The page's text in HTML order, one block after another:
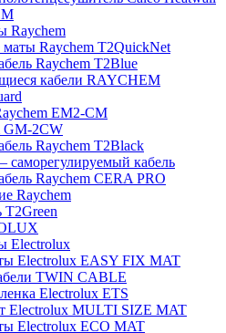
Raychem
маты Raychem T2QuickNet
Raychem T2Blue
кабели RAYCHEM
EM2-CM
GM-2CW
Raychem T2Black
саморегулируемый кабель
Raychem CERA PRO
Raychem
Electrolux
Electrolux EASY FIX MAT
TWIN CABLE
Electrolux ETS
Electrolux MULTI SIZE MAT
Electrolux ECO MAT